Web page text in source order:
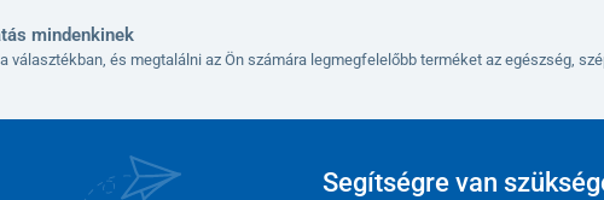
mindenkinek
választékban, és megtalálni az Ön számára legmegfelelőbb terméket az egészség,
Segítségre van